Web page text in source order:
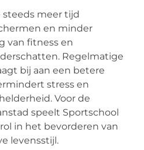
steeds meer tijd
en minder
van fitness en
Regelmatige
bij aan een betere
stress en
Voor de
speelt Sportschool
in het bevorderen van
levensstijl.